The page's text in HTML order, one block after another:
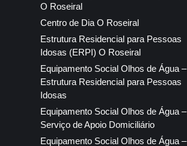
O Roseiral
Centro de Dia O Roseiral
Estrutura Residencial para Pessoas
Idosas (ERPI) O Roseiral
Equipamento Social Olhos de Água –
Estrutura Residencial para Pessoas
Idosas
Equipamento Social Olhos de Água –
Serviço de Apoio Domiciliário
Equipamento Social Olhos de Água –